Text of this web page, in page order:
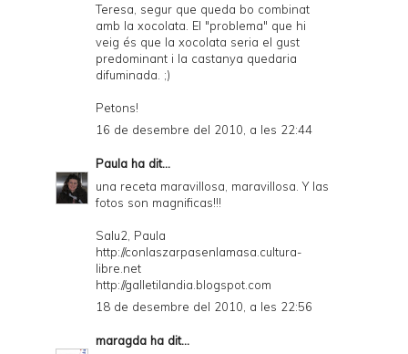
Teresa, segur que queda bo combinat
amb la xocolata. El "problema" que hi
veig és que la xocolata seria el gust
predominant i la castanya quedaria
difuminada. ;)
Petons!
16 de desembre del 2010, a les 22:44
Paula ha dit...
una receta maravillosa, maravillosa. Y las
fotos son magnificas!!!
Salu2, Paula
http://conlaszarpasenlamasa.cultura-
libre.net
http://galletilandia.blogspot.com
18 de desembre del 2010, a les 22:56
maragda ha dit...